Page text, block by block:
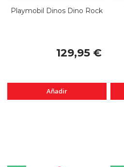
Playmobil Dinos Dino Rock
129,95 €
Añadir